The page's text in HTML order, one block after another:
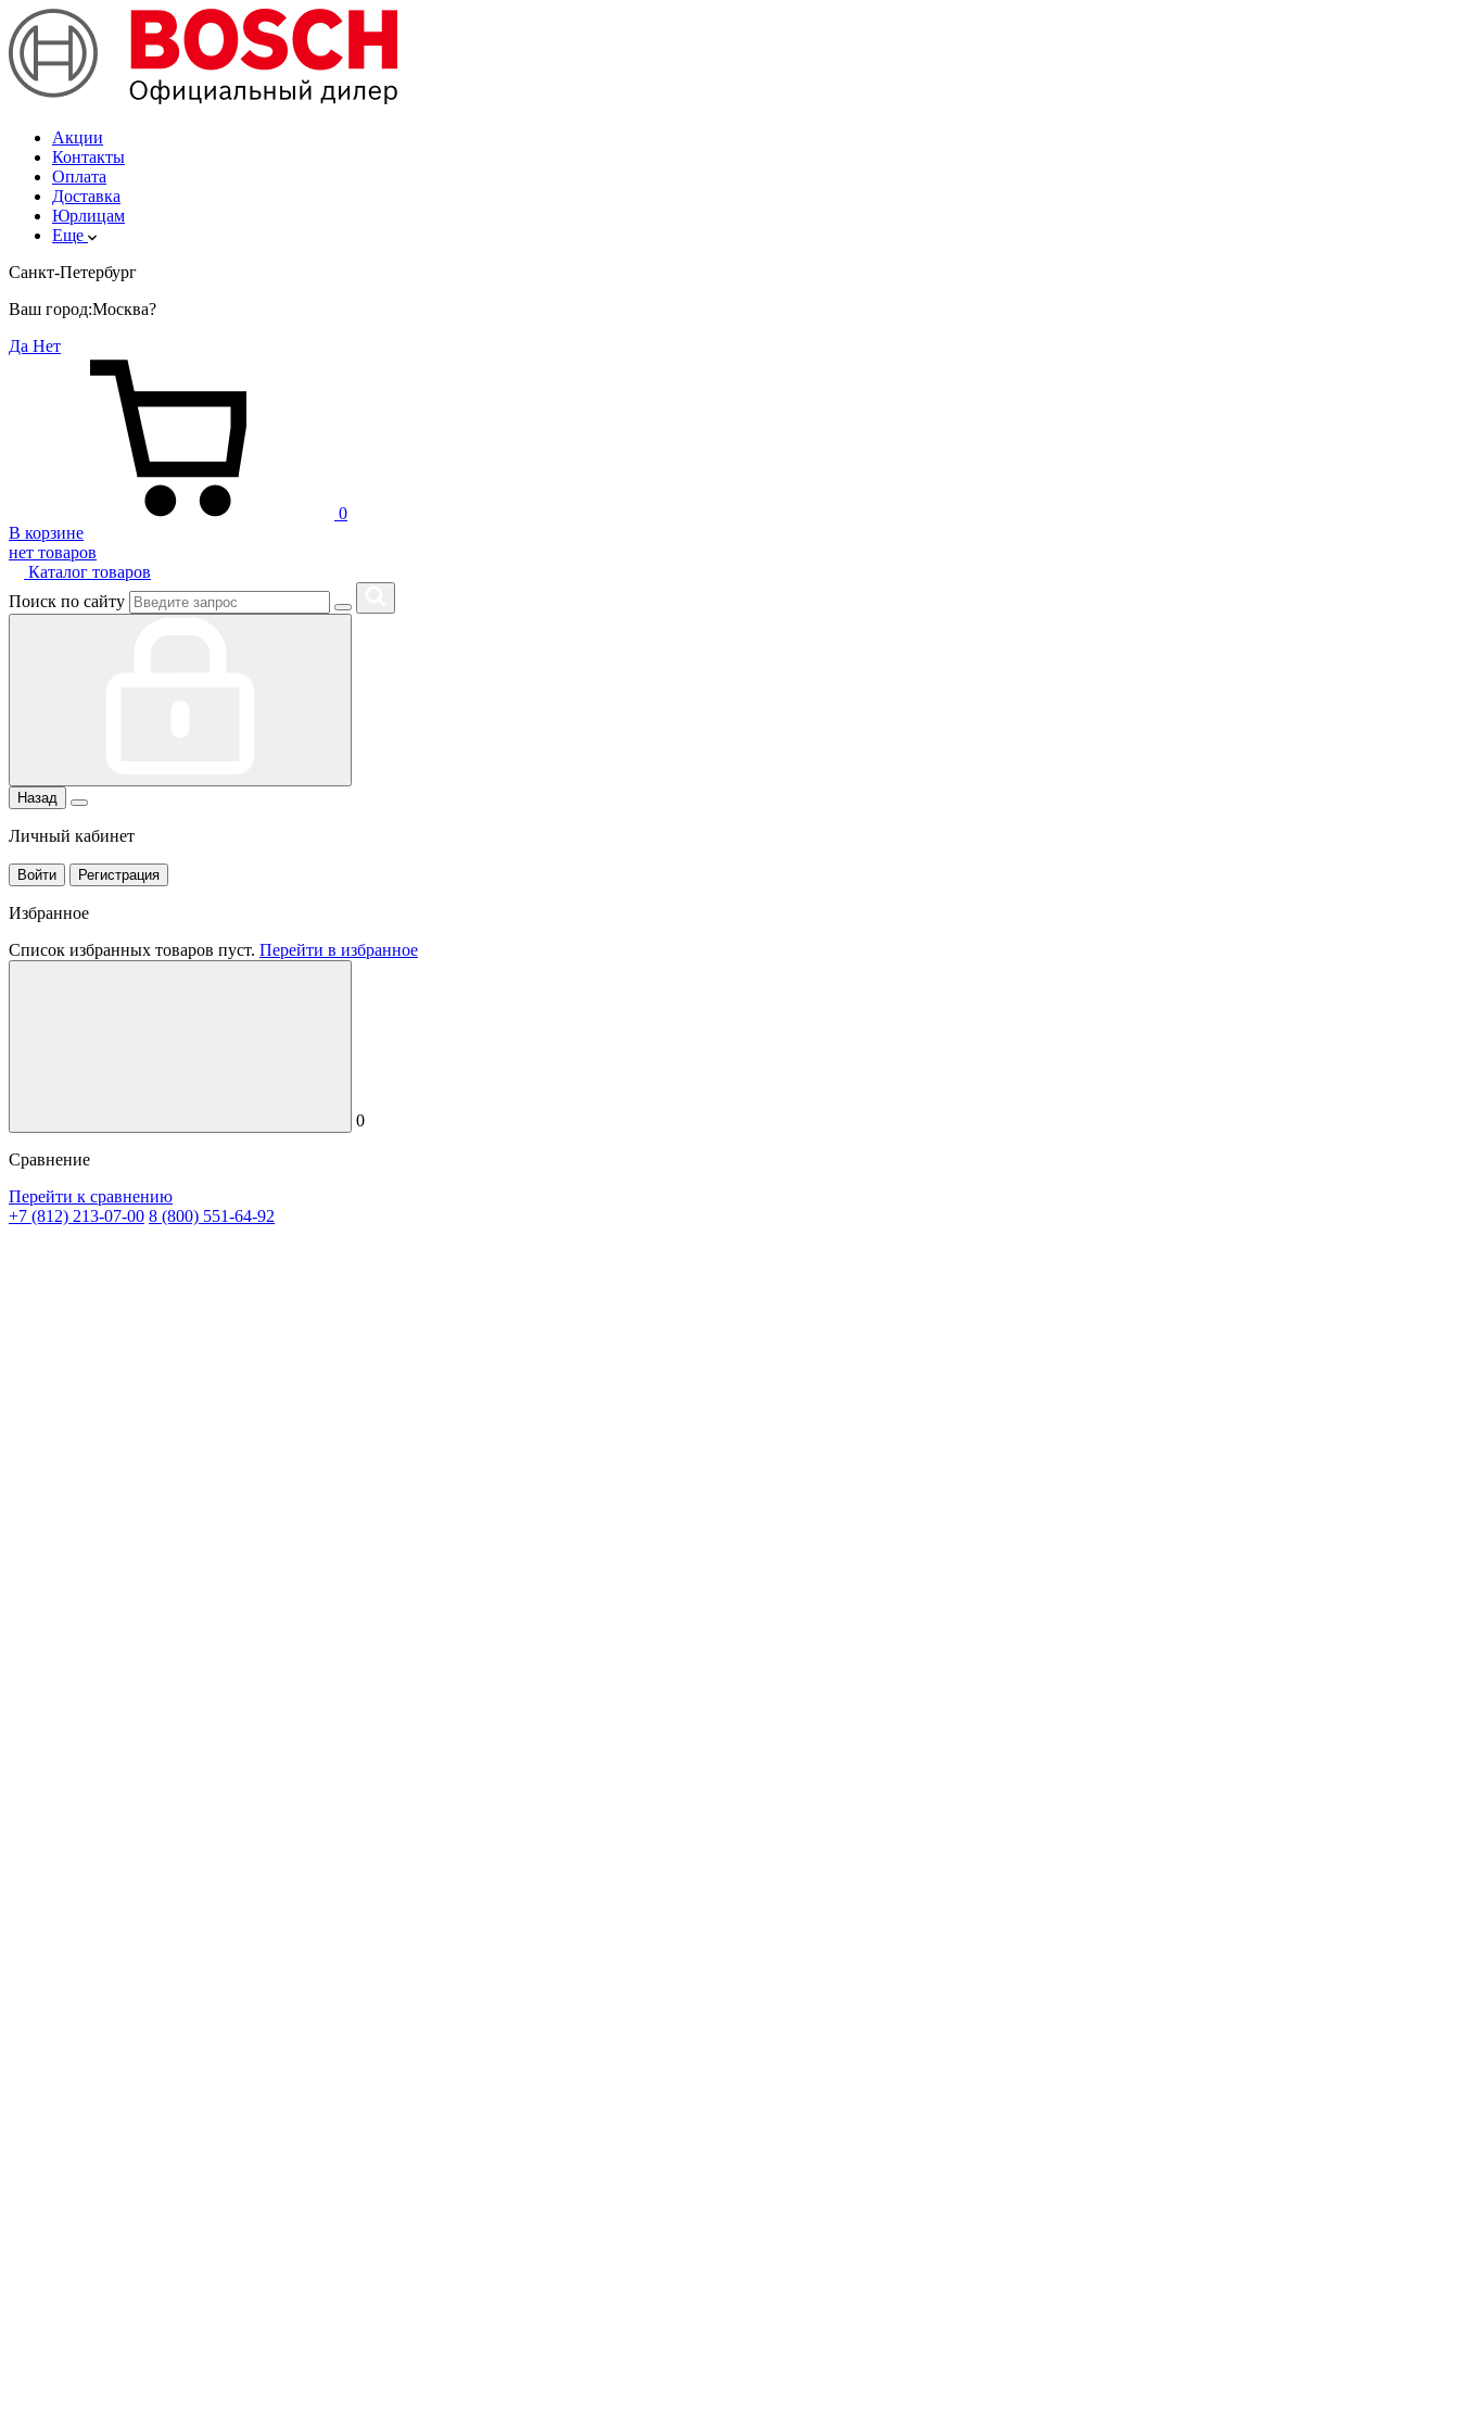
Акции
Контакты
Оплата
Доставка
Юрлицам
Еще
Санкт-Петербург
Ваш город:Москва?
Да Нет
0
В корзине
нет товаров
Каталог товаров
Поиск по сайту
Назад
Личный кабинет
Войти Регистрация
Избранное
Список избранных товаров пуст. Перейти в избранное
0
Сравнение
Перейти к сравнению
+7 (812) 213-07-00 8 (800) 551-64-92